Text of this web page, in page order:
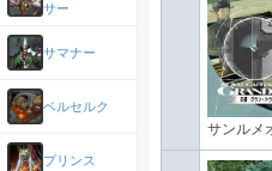
サンルメ
サー
サマナー
ベルセルク
プリンス